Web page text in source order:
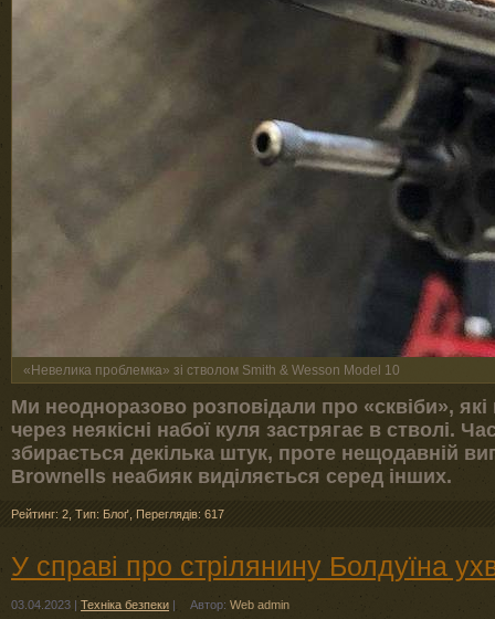
«Невелика проблемка» зі стволом Smith & Wesson Model 10
Ми неодноразово розповідали про «сквіби»,
через неякісні набої куля застрягає в стволі.
збирається декілька штук, проте нещодавній
Brownells неабияк виділяється серед інших.
Рейтинг: 2 Тип: Блоґ Переглядів: 617
У справі про стрілянину Болдуїна
03.04.2023 | Техніка безпеки | Автор: Web admin